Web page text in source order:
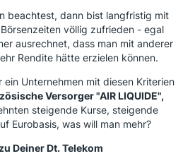
beachtest, dann bist langfristig mit
völlig zufrieden - egal
ausrechnet, dass man mit anderer
Rendite hätte erzielen können.
ein Unternehmen mit diesen Kriterien
Versorger "AIR LIQUIDE",
steigende Kurse, steigende
Eurobasis, was will man mehr?
Deiner Dt. Telekom